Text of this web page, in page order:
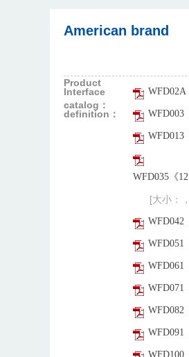
American brand
Product
catalog：
Interface
definition：
WFD02A
WFD003
WFD013
WFD035《
[大小：
WFD042
WFD051
WFD061
WFD071
WFD082
WFD091
WFD100